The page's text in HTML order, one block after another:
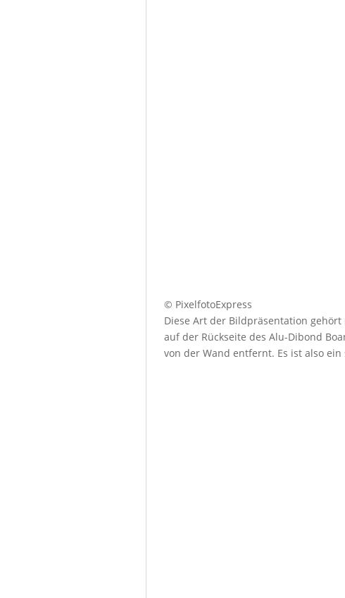
© PixelfotoExpress
Diese Art der Bildpräsentation
auf der Rückseite des Alu-Dibond
von der Wand entfernt. Es ist also